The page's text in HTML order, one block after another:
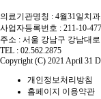
의료기관명칭 : 4월31일치
사업자등록번호 : 211-10-
주소 : 서울 강남구 강남대
TEL : 02.562.2875
Copyright (C) 2021 April 31
개인정보처리방침
홈페이지 이용약관